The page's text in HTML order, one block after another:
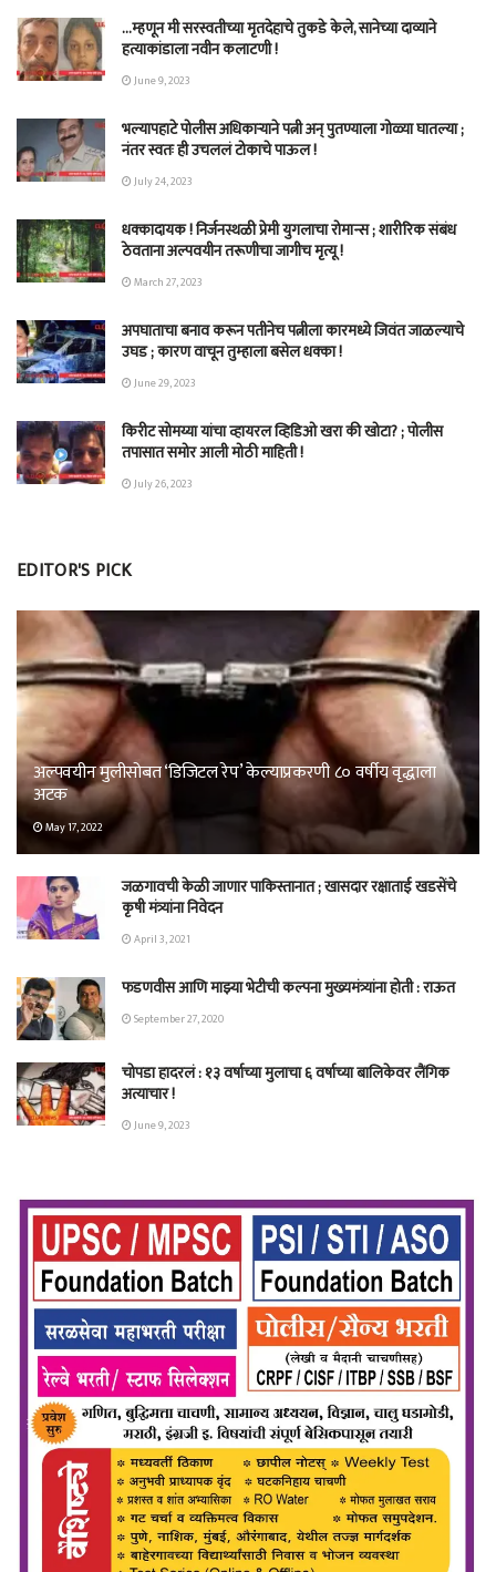
…म्हणून मी सरस्वतीच्या मृतदेहाचे तुकडे केले, सानेच्या दाव्याने
हत्याकांडाला नवीन कलाटणी !
June 9, 2023
भल्यापहाटे पोलीस अधिकाऱ्याने पत्नी अन् पुतण्याला गोळ्या घातल्या ;
नंतर स्वतः ही उचललं टोकाचे पाऊल !
July 24, 2023
धक्कादायक ! निर्जनस्थळी प्रेमी युगलाचा रोमान्स ; शारीरिक संबंध
ठेवताना अल्पवयीन तरूणीचा जागीच मृत्यू !
March 27, 2023
अपघाताचा बनाव करून पतीनेच‎ पत्नीला कारमध्ये जिवंत जाळल्याचे
उघड ; कारण वाचून तुम्हाला बसेल धक्का !
June 29, 2023
किरीट सोमय्या यांचा व्हायरल व्हिडिओ खरा की खोटा? ; पोलीस
तपासात समोर आली मोठी माहिती !
July 26, 2023
EDITOR'S PICK
अल्पवयीन मुलीसोबत ‘डिजिटल रेप’ केल्याप्रकरणी ८० वर्षीय वृद्धाला
अटक
May 17, 2022
जळगावची केळी जाणार पाकिस्तानात ; खासदार रक्षाताई खडसेंचे
कृषी मंत्र्यांना निवेदन
April 3, 2021
फडणवीस आणि माझ्या भेटीची कल्पना मुख्यमंत्र्यांना होती : राऊत
September 27, 2020
चोपडा हादरलं : १३ वर्षाच्या मुलाचा ६ वर्षाच्या बालिकेवर लैंगिक
अत्याचार !
June 9, 2023